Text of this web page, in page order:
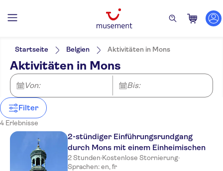
Filter
NO-PICKUP
Ticketoptionen
Sofortbestätigung
Kostenloser Rücktritt
Geführte Tour
Kleine Gruppengröße
Digitale Buchungsbestätigung
Offizieller Reseller
Aktivitäten
Attraktionen und Führungen
Sprache
Deutsch
Spanisch
Holländisch
Startseite Belgien Aktivitäten in Mons
Aktivitäten in Mons
Von: Bis:
Filter
4 Erlebnisse
2-stündiger Einführungsrundgang
durch Mons mit einem Einheimischen
2 Stunden·Kostenlose Stornierung·
Sprachen: en, fr